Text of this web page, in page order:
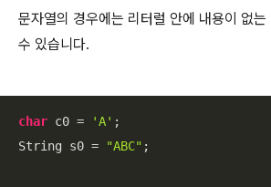
문자열의 경우에는 리터럴 안에 내용이 없
수 있습니다.
char c0 = 'A' ;
String s0 =
"ABC" ;